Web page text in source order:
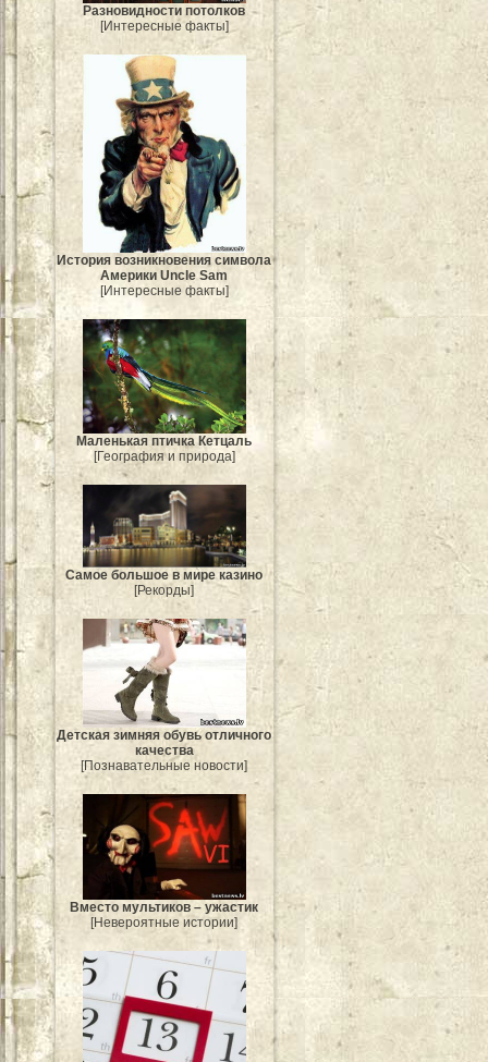
Разновидности потолков
[Интересные факты]
История возникновения символа
Америки Uncle Sam
[Интересные факты]
Маленькая птичка Кетцаль
[География и природа]
Самое большое в мире казино
[Рекорды]
Детская зимняя обувь отличного
качества
[Познавательные новости]
Вместо мультиков – ужастик
[Невероятные истории]